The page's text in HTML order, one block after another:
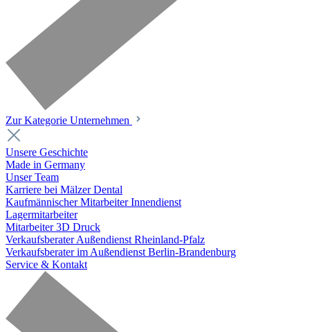
Zur Kategorie Unternehmen
Unsere Geschichte
Made in Germany
Unser Team
Karriere bei Mälzer Dental
Kaufmännischer Mitarbeiter Innendienst
Lagermitarbeiter
Mitarbeiter 3D Druck
Verkaufsberater Außendienst Rheinland-Pfalz
Verkaufsberater im Außendienst Berlin-Brandenburg
Service & Kontakt